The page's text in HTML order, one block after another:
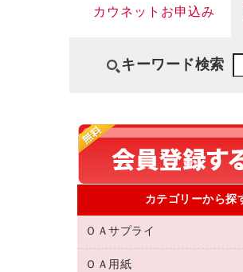
カウネットお申込み
キーワード検索
カテゴリーから探
ＯＡサプライ
互換インクカートリッジ
ＯＡ用紙